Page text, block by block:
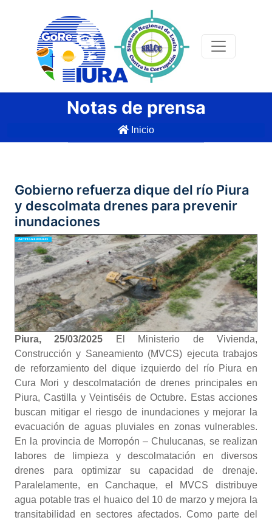
Notas de prensa
Inicio
Gobierno refuerza dique del río Piura
y descolmata drenes para prevenir
inundaciones
Piura, 25/03/2025
El Ministerio de Vivienda,
Construcción y Saneamiento (MVCS) ejecuta trabajos
de reforzamiento del dique izquierdo del río Piura en
Cura Mori y descolmatación de drenes principales en
Piura, Castilla y Veintiséis de Octubre. Estas acciones
buscan mitigar el riesgo de inundaciones y mejorar la
evacuación de aguas pluviales en zonas vulnerables.
En la provincia de Morropón – Chulucanas, se realizan
labores de limpieza y descolmatación en diversos
drenes para optimizar su capacidad de drenaje.
Paralelamente, en Canchaque, el MVCS distribuye
agua potable tras el huaico del 10 de marzo y mejora la
transitabilidad en sectores afectados. Como parte del